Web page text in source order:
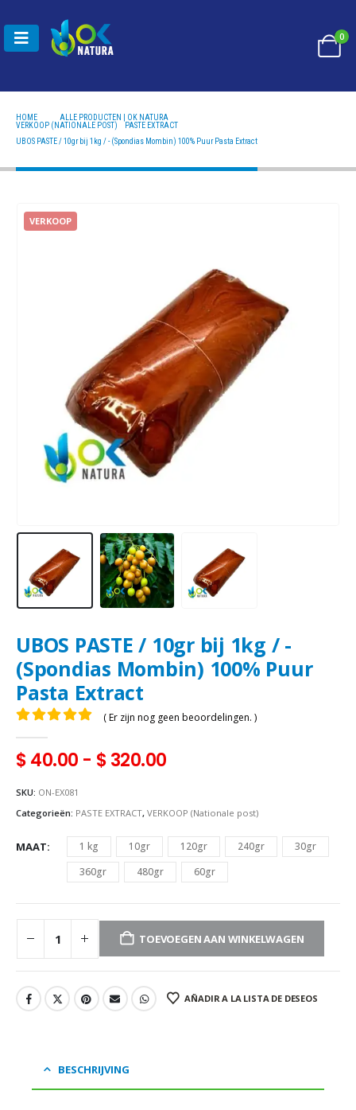
0
HOME
ALLE PRODUCTEN | OK NATURA
VERKOOP (NATIONALE POST)
PASTE EXTRACT
UBOS PASTE / 10GR BIJ 1KG / - (SPONDIAS MOMBIN) 100% PUUR PASTA EXTRACT
UBOS PASTE / 10gr bij 1kg / - (Spondias Mombin) 100% Puur Pasta Extract
VERKOOP
UBOS PASTE / 10gr bij 1kg / -
(Spondias Mombin) 100% Puur
Pasta Extract
( Er zijn nog geen beoordelingen. )
$40.00 - $320.00
SKU: ON-EX081
Categorieën: PASTE EXTRACT, VERKOOP (Nationale post)
MAAT 1 kg 10gr 120gr 240gr
30gr
360gr
480gr 60gr
TOEVOEGEN AAN WINKELWAGEN
AÑADIR A LA LISTA DE DESEOS
BESCHRIJVING